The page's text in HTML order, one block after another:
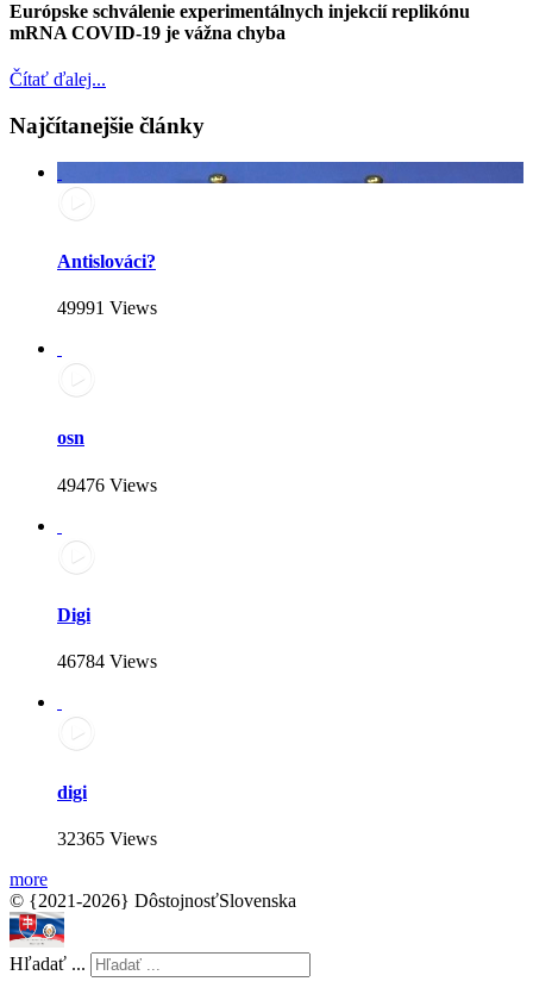
Európske schválenie experimentálnych injekcií replikónu
mRNA COVID-19 je vážna chyba
Čítať ďalej...
Najčítanejšie články
Antislováci?
49991 Views
osn
49476 Views
Digi
46784 Views
digi
32365 Views
more
© {2021-2026} DôstojnosťSlovenska
Hľadať ...